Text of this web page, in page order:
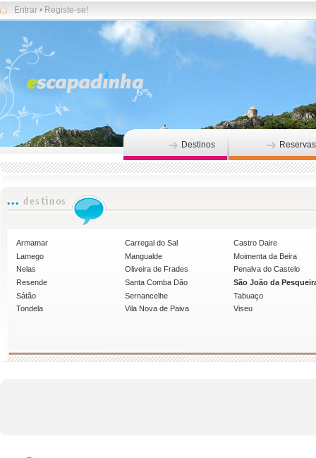
Entrar • Registe-se!
Destinos Reservas
Armamar Carregal do Sal
Castro Daire
Lamego
Mangualde
Moimenta da Beira
Nelas
Oliveira de Frades
Penalva do Castelo
Resende
Santa Comba Dão
São João da
Sátão
Sernancelhe
Tabuaço
Tondela
Vila Nova de Paiva Viseu